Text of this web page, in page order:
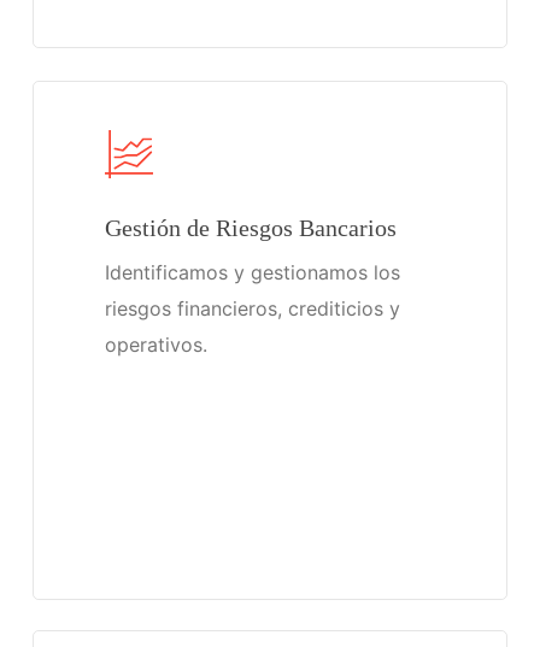
Gestión de Riesgos Bancarios
Identificamos y gestionamos los
riesgos financieros, crediticios y
operativos.